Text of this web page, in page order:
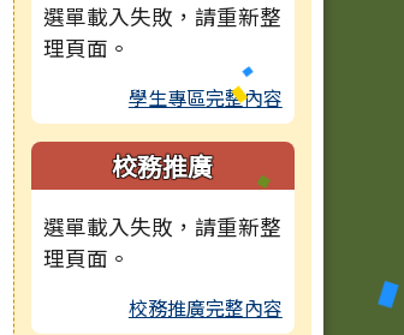
選單載入失敗，請重新整
理頁面。
學生專區完整內容
校務推廣
選單載入失敗，請重新整
理頁面。
校務推廣完整內容